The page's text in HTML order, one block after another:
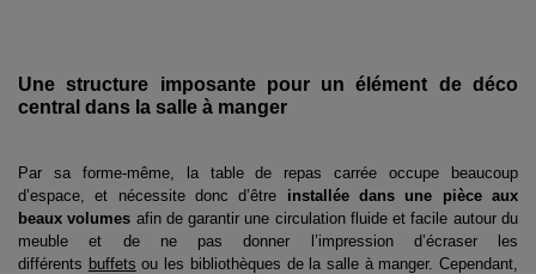
Une structure imposante pour un élément de déco
central dans la salle à manger
Par sa forme-même, la table de repas carrée occupe beaucoup
d’espace, et nécessite donc d’être installée dans une pièce aux
beaux volumes afin de garantir une circulation fluide et facile autour du
meuble et de ne pas donner l’impression d’écraser les
différents buffets ou les bibliothèques de la salle à manger. Cependant,